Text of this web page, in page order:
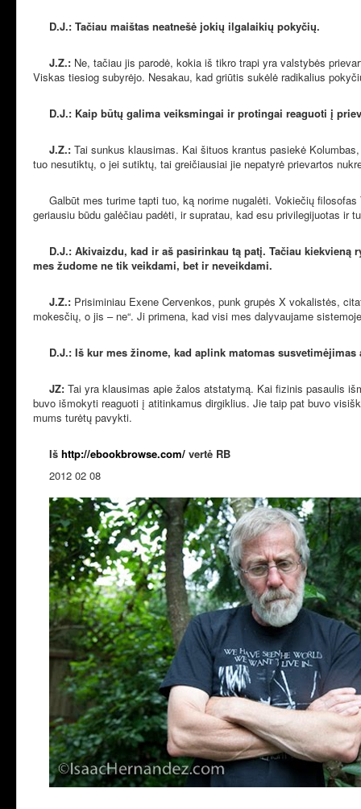
D.J.: Tačiau maištas neatnešė jokių ilgalaikių pokyčių.
J.Z.: Ne, tačiau jis parodė, kokia iš tikro trapi yra valstybės
Viskas tiesiog subyrėjo. Nesakau, kad griūtis sukėlė radikalius
D.J.: Kaip būtų galima veiksmingai ir protingai reaguoti į
J.Z.: Tai sunkus klausimas. Kai šituos krantus pasiekė
tuo nesutiktų, o jei sutiktų, tai greičiausiai jie nepatyrė prievartos
Galbūt mes turime tapti tuo, ką norime nugalėti. Vokiečių
geriausiu būdu galėčiau padėti, ir supratau, kad esu privilegijuotas
D.J.: Akivaizdu, kad ir aš pasirinkau tą patį. Tačiau
mes žudome ne tik veikdami, bet ir neveikdami.
J.Z.: Prisiminiau Exene Cervenkos, punk grupės X vokalistės,
mokesčių, o jis – ne“. Ji primena, kad visi mes dalyvaujame
D.J.: Iš kur mes žinome, kad aplink matomas
JZ: Tai yra klausimas apie žalos atstatymą. Kai fizinis pasaulis
buvo išmokyti reaguoti į atitinkamus dirgiklius. Jie taip pat buvo
mums turėtų pavykti.
Iš http://ebookbrowse.com/ vertė RB
2012 02 08